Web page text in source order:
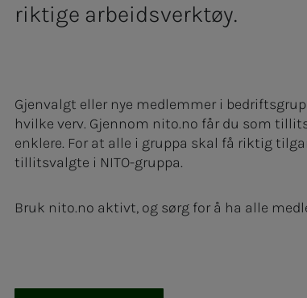
riktige arbeidsverktøy.
Gjenvalgt eller nye medlemmer i
hvilke verv. Gjennom nito.no får du som
enklere. For at alle i gruppa skal få riktig
tillitsvalgte i NITO-gruppa.
Bruk nito.no aktivt, og sørg for å ha alle